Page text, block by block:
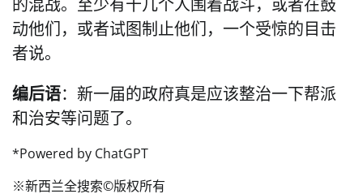
的混战。至少有十几个人围着战斗，或者在鼓
动他们，或者试图制止他们，一个受惊的目击
者说。
编后语：新一届的政府真是应该整治一下帮派
和治安等问题了。
*Powered by ChatGPT
※新西兰全搜索©️版权所有